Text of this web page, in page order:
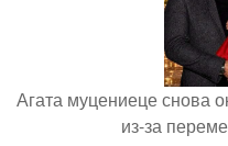
Агата муцениеце снова
из-за